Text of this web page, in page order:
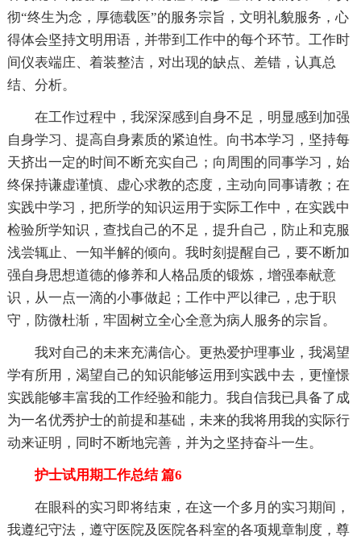
彻“终生为念，厚德载医”的服务宗旨，文明礼貌服务，心
得体会坚持文明用语，并带到工作中的每个环节。工作时
间仪表端庄、着装整洁，对出现的缺点、差错，认真总
结、分析。
在工作过程中，我深深感到自身不足，明显感到加强
自身学习、提高自身素质的紧迫性。向书本学习，坚持每
天挤出一定的时间不断充实自己；向周围的同事学习，始
终保持谦虚谨慎、虚心求教的态度，主动向同事请教；在
实践中学习，把所学的知识运用于实际工作中，在实践中
检验所学知识，查找自己的不足，提升自己，防止和克服
浅尝辄止、一知半解的倾向。我时刻提醒自己，要不断加
强自身思想道德的修养和人格品质的锻炼，增强奉献意
识，从一点一滴的小事做起；工作中严以律己，忠于职
守，防微杜渐，牢固树立全心全意为病人服务的宗旨。
我对自己的未来充满信心。更热爱护理事业，我渴望
学有所用，渴望自己的知识能够运用到实践中去，更憧憬
实践能够丰富我的工作经验和能力。我自信我已具备了成
为一名优秀护士的前提和基础，未来的我将用我的实际行
动来证明，同时不断地完善，并为之坚持奋斗一生。
护士试用期工作总结 篇6
在眼科的实习即将结束，在这一个多月的实习期间，
我遵纪守法，遵守医院及医院各科室的各项规章制度，尊